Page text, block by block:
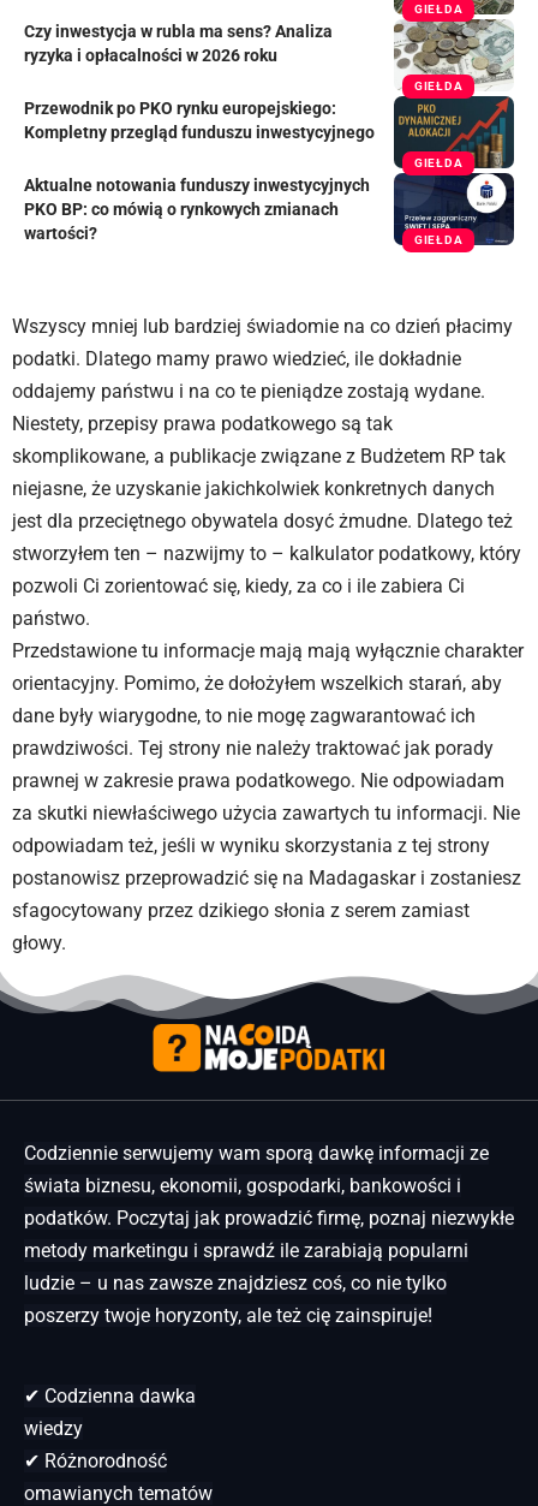
GIEŁDA
GIEŁDA
Czy inwestycja w rubla ma sens? Analiza
ryzyka i opłacalności w 2026 roku
GIEŁDA
Przewodnik po PKO rynku europejskiego:
Kompletny przegląd funduszu inwestycyjnego
GIEŁDA
Aktualne notowania funduszy inwestycyjnych
PKO BP: co mówią o rynkowych zmianach
wartości?
Wszyscy mniej lub bardziej świadomie na co dzień płacimy
podatki. Dlatego mamy prawo wiedzieć, ile dokładnie
oddajemy państwu i na co te pieniądze zostają wydane.
Niestety, przepisy prawa podatkowego są tak
skomplikowane, a publikacje związane z Budżetem RP tak
niejasne, że uzyskanie jakichkolwiek konkretnych danych
jest dla przeciętnego obywatela dosyć żmudne. Dlatego też
stworzyłem ten – nazwijmy to – kalkulator podatkowy, który
pozwoli Ci zorientować się, kiedy, za co i ile zabiera Ci
państwo.
Przedstawione tu informacje mają mają wyłącznie charakter
orientacyjny. Pomimo, że dołożyłem wszelkich starań, aby
dane były wiarygodne, to nie mogę zagwarantować ich
prawdziwości. Tej strony nie należy traktować jak porady
prawnej w zakresie prawa podatkowego. Nie odpowiadam
za skutki niewłaściwego użycia zawartych tu informacji. Nie
odpowiadam też, jeśli w wyniku skorzystania z tej strony
postanowisz przeprowadzić się na Madagaskar i zostaniesz
sfagocytowany przez dzikiego słonia z serem zamiast
głowy.
Codziennie serwujemy wam sporą dawkę informacji ze
świata biznesu, ekonomii, gospodarki, bankowości i
podatków. Poczytaj jak prowadzić firmę, poznaj niezwykłe
metody marketingu i sprawdź ile zarabiają popularni
ludzie – u nas zawsze znajdziesz coś, co nie tylko
poszerzy twoje horyzonty, ale też cię zainspiruje!
✔ Codzienna dawka
wiedzy
✔ Różnorodność
omawianych tematów